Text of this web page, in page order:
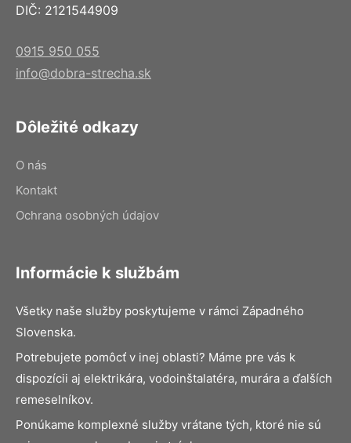
DIČ: 2121544909
0915 950 055
info@dobra-strecha.sk
Dôležité odkazy
O nás
Kontakt
Ochrana osobných údajov
Informácie k službám
Všetky naše služby poskytujeme v rámci Západného
Slovenska.
Potrebujete pomôcť v inej oblasti? Máme pre vás k
dispozícii aj elektrikára, vodoinštalatéra, murára a ďalších
remeselníkov.
Ponúkame komplexné služby vrátane tých, ktoré nie sú